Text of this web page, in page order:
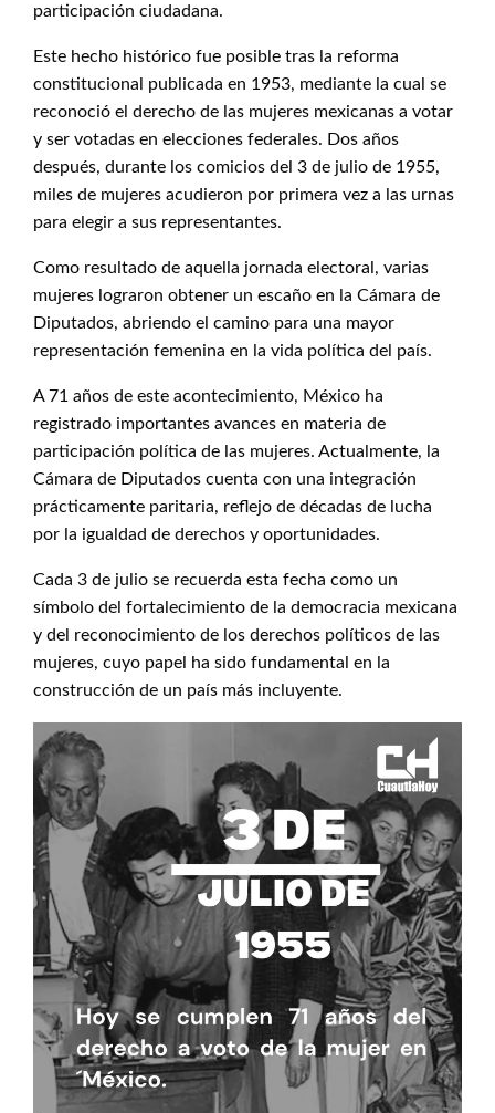
participación ciudadana.
Este hecho histórico fue posible tras la reforma
constitucional publicada en 1953, mediante la cual se
reconoció el derecho de las mujeres mexicanas a votar
y ser votadas en elecciones federales. Dos años
después, durante los comicios del 3 de julio de 1955,
miles de mujeres acudieron por primera vez a las urnas
para elegir a sus representantes.
Como resultado de aquella jornada electoral, varias
mujeres lograron obtener un escaño en la Cámara de
Diputados, abriendo el camino para una mayor
representación femenina en la vida política del país.
A 71 años de este acontecimiento, México ha
registrado importantes avances en materia de
participación política de las mujeres. Actualmente, la
Cámara de Diputados cuenta con una integración
prácticamente paritaria, reflejo de décadas de lucha
por la igualdad de derechos y oportunidades.
Cada 3 de julio se recuerda esta fecha como un
símbolo del fortalecimiento de la democracia mexicana
y del reconocimiento de los derechos políticos de las
mujeres, cuyo papel ha sido fundamental en la
construcción de un país más incluyente.